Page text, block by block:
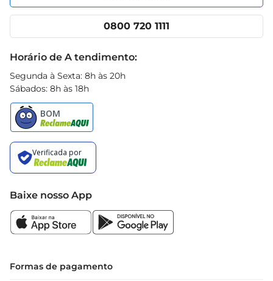
Cencosud Media
App Prezunic
0800 720 1111
Horário de A tendimento:
Segunda à Sexta: 8h às 20h
Sábados: 8h às 18h
Baixe nosso App
Formas de pagamento